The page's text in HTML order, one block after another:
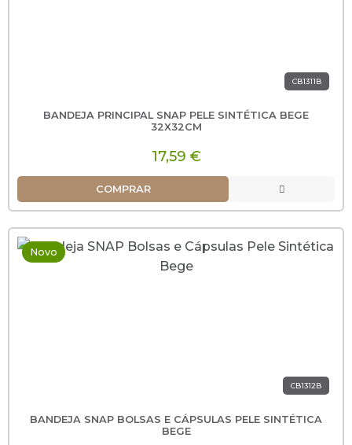
CB1311B
BANDEJA PRINCIPAL SNAP PELE SINTÉTICA BEGE
32X32CM
17,59 €
COMPRAR
Novo
CB1312B
BANDEJA SNAP BOLSAS E CÁPSULAS PELE SINTÉTICA
BEGE